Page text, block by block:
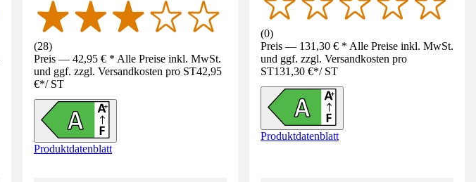
(28)
Preis — 42,95 € * Alle Preise inkl. MwSt.
und ggf. zzgl. Versandkosten pro ST42,95
€*/ ST
Produktdatenblatt
(0)
Preis — 131,30 € * Alle Preise inkl. MwSt.
und ggf. zzgl. Versandkosten pro
ST131,30 €*/ ST
Produktdatenblatt